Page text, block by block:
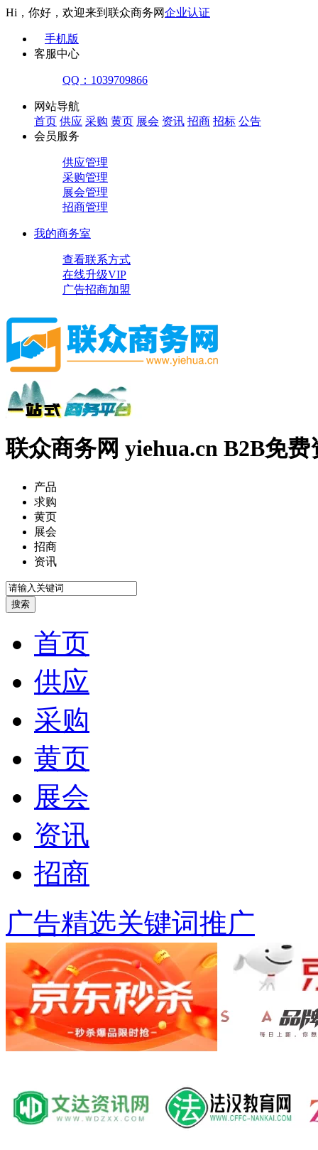
Hi，你好，欢迎来到联众商务网企业认证
手机版
客服中心
QQ：1039709866
网站导航
首页 供应 采购 黄页 展会 资讯 招商 招标 公告
会员服务
供应管理
采购管理
展会管理
招商管理
我的商务室
查看联系方式
在线升级VIP
广告招商加盟
联众商务网 yiehua.cn B2B免
产品
求购
黄页
展会
招商
资讯
首页
供应
采购
黄页
展会
资讯
招商
广告精选关键词推广